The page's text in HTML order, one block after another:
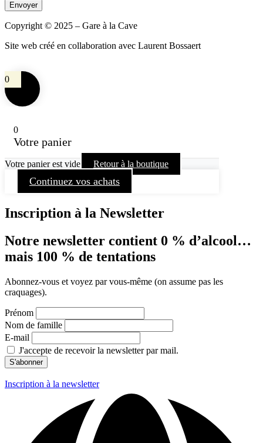
Envoyer
Copyright © 2025 – Gare à la Cave
Site web créé en collaboration avec Laurent Bossaert
0
0
Votre panier
Votre panier est vide Retour à la boutique
Continuez vos achats
Inscription à la Newsletter
Notre newsletter contient 0 % d’alcool…
mais 100 % de tentations
Abonnez-vous et voyez par vous-même (on assume pas les
craquages).
Prénom
Nom de famille
E-mail
J'accepte de recevoir la newsletter par mail.
Inscription à la newsletter